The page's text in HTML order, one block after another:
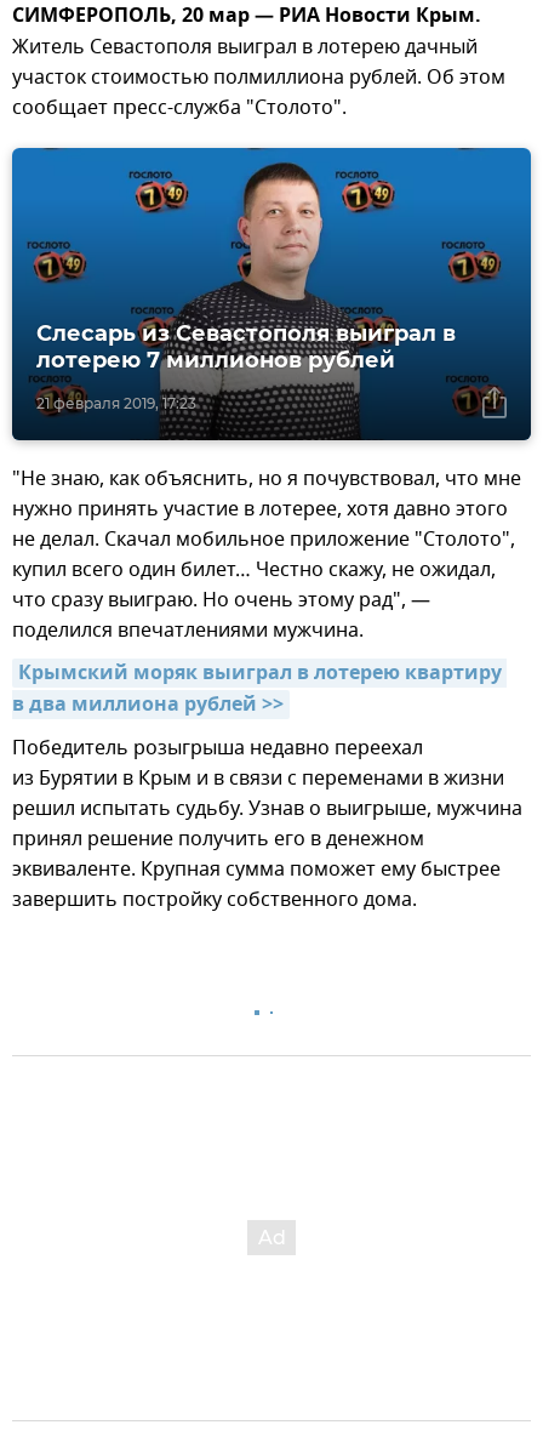
СИМФЕРОПОЛЬ, 20 мар — РИА Новости Крым.
Житель Севастополя выиграл в лотерею дачный
участок стоимостью полмиллиона рублей. Об этом
сообщает пресс-служба "Столото".
21 февраля 2019, 17:23
Слесарь из Севастополя выиграл в
лотерею 7 миллионов рублей
"Не знаю, как объяснить, но я почувствовал, что мне
нужно принять участие в лотерее, хотя давно этого
не делал. Скачал мобильное приложение "Столото",
купил всего один билет… Честно скажу, не ожидал,
что сразу выиграю. Но очень этому рад", —
поделился впечатлениями мужчина.
Крымский моряк выиграл в лотерею квартиру
в два миллиона рублей >>
Победитель розыгрыша недавно переехал
из Бурятии в Крым и в связи с переменами в жизни
решил испытать судьбу. Узнав о выигрыше, мужчина
принял решение получить его в денежном
эквиваленте. Крупная сумма поможет ему быстрее
завершить постройку собственного дома.